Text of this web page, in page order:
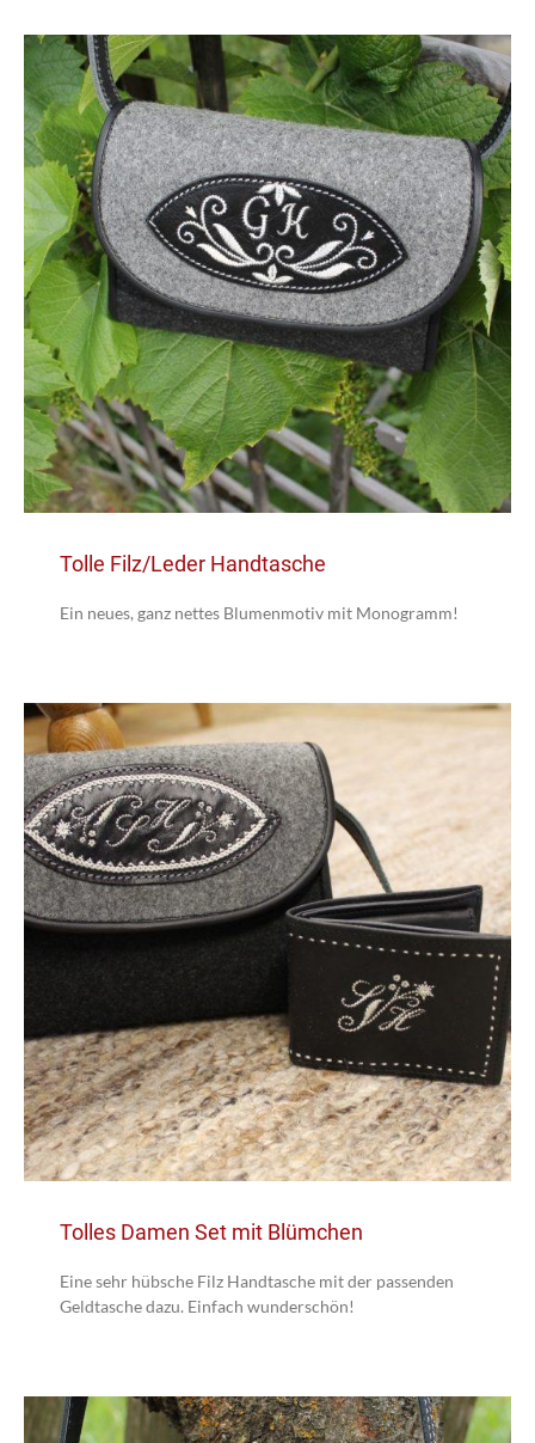
Tolle Filz/Leder Handtasche
Ein neues, ganz nettes Blumenmotiv mit Monogramm!
Tolles Damen Set mit Blümchen
Eine sehr hübsche Filz Handtasche mit der passenden
Geldtasche dazu. Einfach wunderschön!